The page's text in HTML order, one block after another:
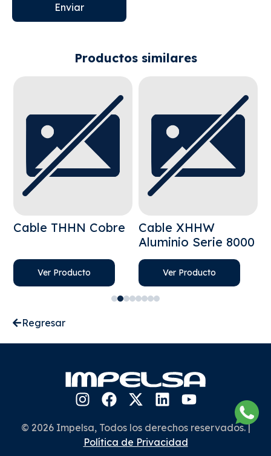
Enviar
Productos similares
Cable THHN Cobre
Ver Producto
Cable XHHW
Aluminio Serie 8000
Ver Producto
Regresar
© 2026 Impelsa, Todos los derechos reservados. |
Política de Privacidad